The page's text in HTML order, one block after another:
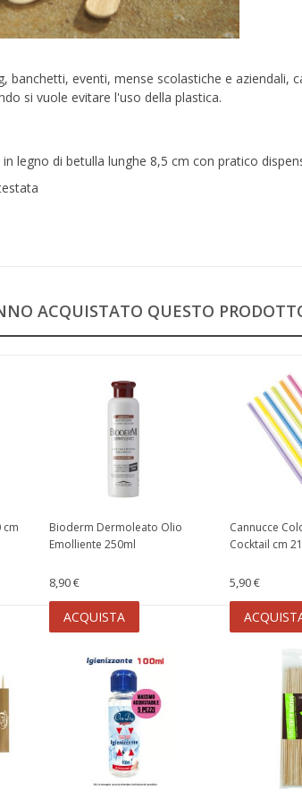
banchetti, eventi, mense scolastiche e
si vuole evitare l'uso della plastica.
legno di betulla lunghe 8,5 cm con pratico
ACQUISTATO QUESTO
cm
Bioderm Dermoleato Olio
Emolliente 250ml
8,90 €
ACQUISTA
Cannucce
Cocktail cm
5,90 €